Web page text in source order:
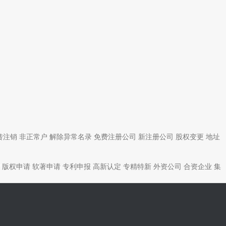
注销 非正常户 解除异常名录 免费注册公司 新注册公司 股权变更 地址
版权申请 软著申请 专利申报 高新认定 专精特新 外资公司 合资企业 集